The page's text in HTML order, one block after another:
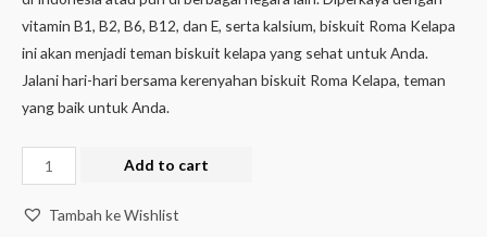
vitamin B1, B2, B6, B12, dan E, serta kalsium, biskuit Roma Kelapa
ini akan menjadi teman biskuit kelapa yang sehat untuk Anda.
Jalani hari-hari bersama kerenyahan biskuit Roma Kelapa, teman
yang baik untuk Anda.
Add to cart
Tambah ke Wishlist